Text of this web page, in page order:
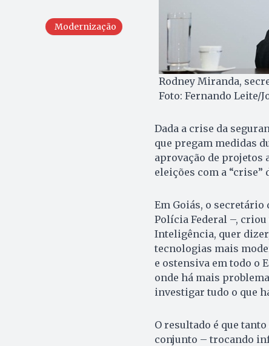
Modernização
Rodney Miranda,
Foto: Fernando Leite/
Dada a crise da
que pregam medidas
aprovação de projetos
eleições com a “crise”
Em Goiás, o secretário
Polícia Federal –,
Inteligência, quer
tecnologias mais
e ostensiva em todo o
onde há mais
investigar tudo o que
O resultado é que
conjunto – trocando